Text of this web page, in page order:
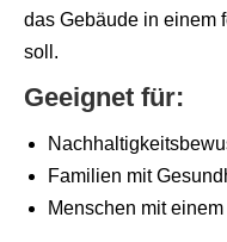
das Gebäude in einem
soll.
Geeignet für:
Familien mit
Menschen mit